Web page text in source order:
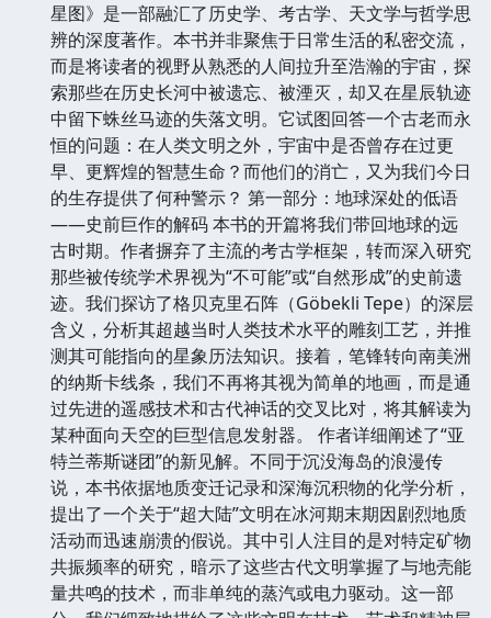
星图》是一部融汇了历史学、考古学、天文学与哲学思
辨的深度著作。本书并非聚焦于日常生活的私密交流，
而是将读者的视野从熟悉的人间拉升至浩瀚的宇宙，探
索那些在历史长河中被遗忘、被湮灭，却又在星辰轨迹
中留下蛛丝马迹的失落文明。它试图回答一个古老而永
恒的问题：在人类文明之外，宇宙中是否曾存在过更
早、更辉煌的智慧生命？而他们的消亡，又为我们今日
的生存提供了何种警示？ 第一部分：地球深处的低语
——史前巨作的解码 本书的开篇将我们带回地球的远
古时期。作者摒弃了主流的考古学框架，转而深入研究
那些被传统学术界视为“不可能”或“自然形成”的史前遗
迹。我们探访了格贝克里石阵（Göbekli Tepe）的深层
含义，分析其超越当时人类技术水平的雕刻工艺，并推
测其可能指向的星象历法知识。接着，笔锋转向南美洲
的纳斯卡线条，我们不再将其视为简单的地画，而是通
过先进的遥感技术和古代神话的交叉比对，将其解读为
某种面向天空的巨型信息发射器。 作者详细阐述了“亚
特兰蒂斯谜团”的新见解。不同于沉没海岛的浪漫传
说，本书依据地质变迁记录和深海沉积物的化学分析，
提出了一个关于“超大陆”文明在冰河期末期因剧烈地质
活动而迅速崩溃的假说。其中引人注目的是对特定矿物
共振频率的研究，暗示了这些古代文明掌握了与地壳能
量共鸣的技术，而非单纯的蒸汽或电力驱动。这一部